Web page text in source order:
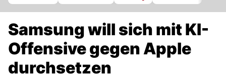
Samsung will sich mit KI-
Offensive gegen Apple
durchsetzen